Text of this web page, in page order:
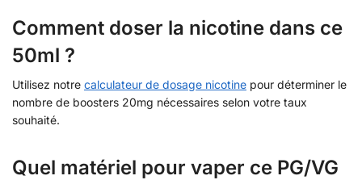
Comment doser la nicotine dans ce
50ml ?
Utilisez notre calculateur de dosage nicotine pour déterminer le
nombre de boosters 20mg nécessaires selon votre taux
souhaité.
Quel matériel pour vaper ce PG/VG